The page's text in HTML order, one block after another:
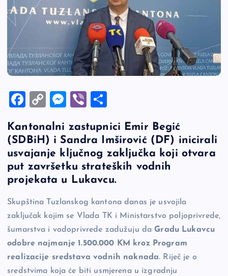
F
c
e
b
o
o
k
C
p
y
Li
n
k
M
se
n
g
er
Vi
er ar
e
Kantonalni zastupnici Emir Begić
(SDBiH) i Sandra Imširović (DF) inicirali
usvajanje ključnog zaključka koji otvara
put završetku strateških vodnih
projekata u Lukavcu.
Skupština Tuzlanskog kantona danas je usvojila
zaključak kojim se Vlada TK i Ministarstvo poljoprivrede,
šumarstva i vodoprivrede zadužuju daGradu Lukavcu
odobre najmanje 1.500.000 KM kroz Program
realizacije sredstava vodnih naknada. Riječ je o
sredstvima koja će biti usmjerena u izgradnju